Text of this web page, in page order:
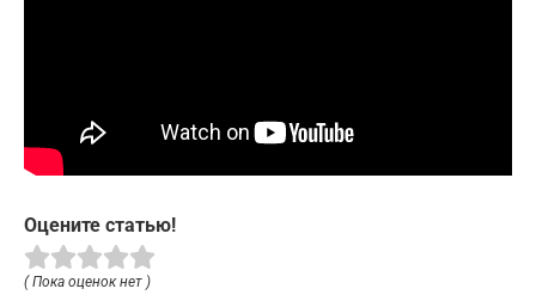
Оцените статью!
( Пока оценок нет )